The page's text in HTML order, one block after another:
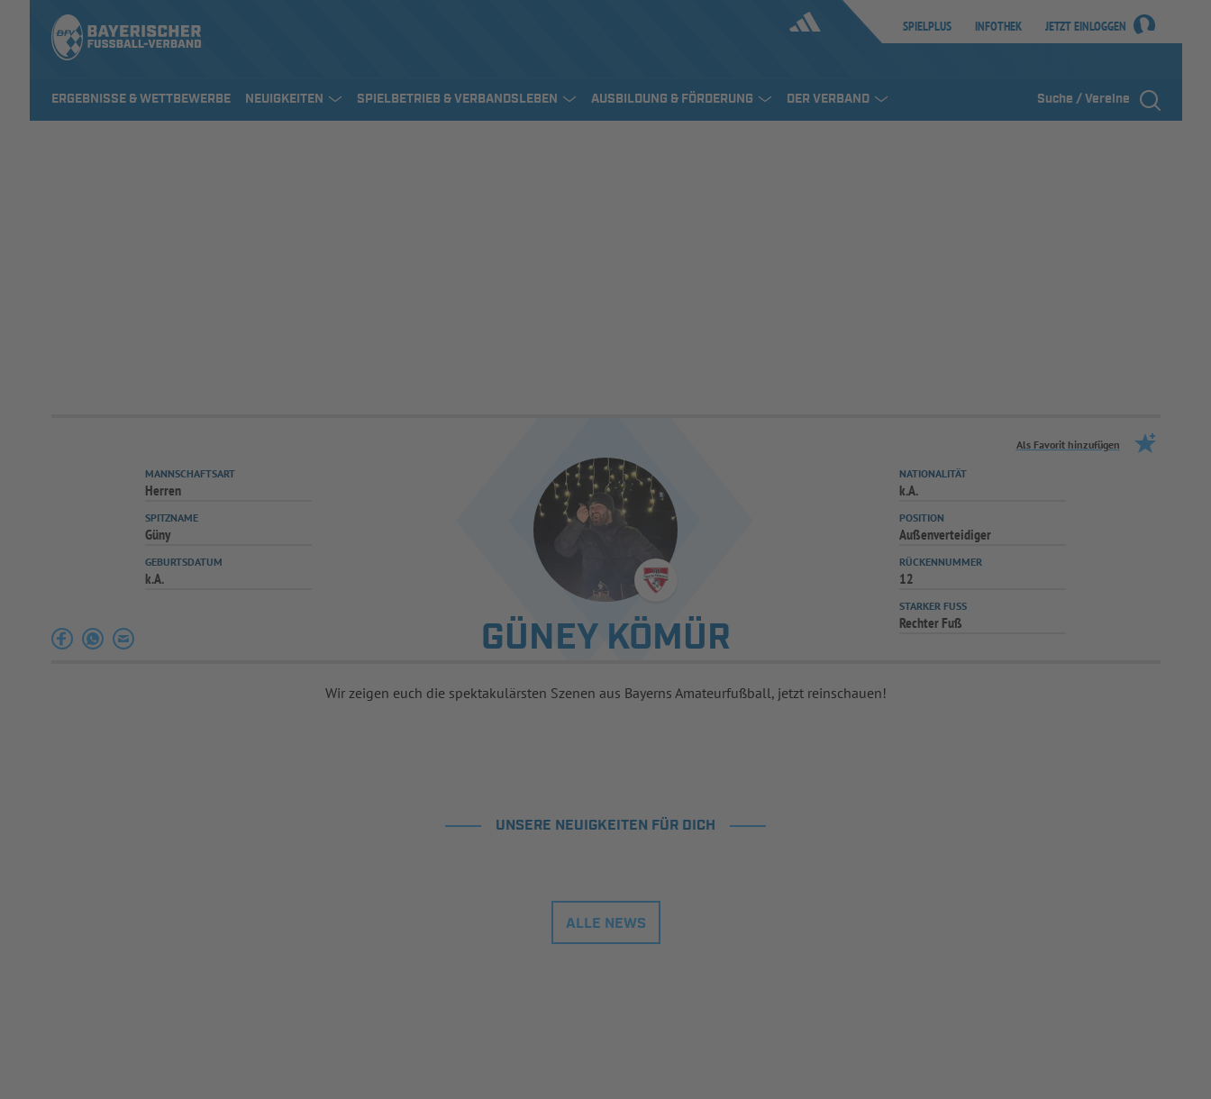
SPIELPLUS INFOTHEK JETZT EINLOGGEN
ERGEBNISSE & WETTBEWERBE NEUIGKEITEN SPIELBETRIEB & VERBANDSLEBEN AUSBILDUNG & FÖRDERUNG DER VERBAND Suche / Vereine
Als Favorit hinzufügen
GÜNEY KÖMÜR
MANNSCHAFTSART
Herren
SPITZNAME
Güny
GEBURTSDATUM
k.A.
NATIONALITÄT
k.A.
POSITION
Außenverteidiger
RÜCKENNUMMER
12
STARKER FUSS
Rechter Fuß
Wir zeigen euch die spektakulärsten Szenen aus Bayerns Amateurfußball, jetzt reinschauen!
UNSERE NEUIGKEITEN FÜR DICH
ALLE NEWS